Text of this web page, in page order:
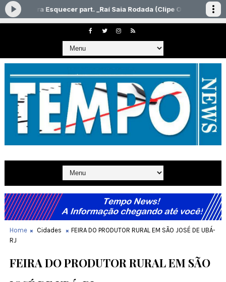
Home Cidades
FEIRA DO PRODUTOR RURAL EM SÃO JOSÉ DE UBÁ-
RJ
FEIRA DO PRODUTOR RURAL EM SÃO